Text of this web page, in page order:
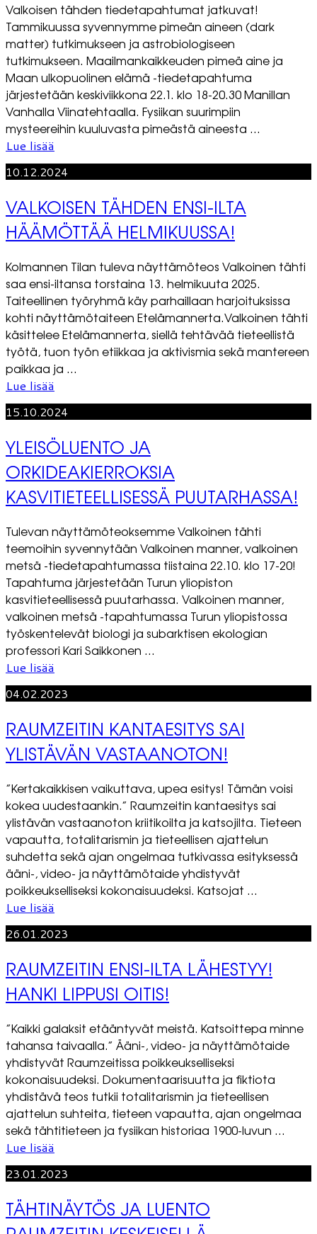
Valkoisen tähden tiedetapahtumat jatkuvat!
Tammikuussa syvennymme pimeän aineen (dark
matter) tutkimukseen ja astrobiologiseen
tutkimukseen. Maailmankaikkeuden pimeä aine ja
Maan ulkopuolinen elämä -tiedetapahtuma
järjestetään keskiviikkona 22.1. klo 18-20.30 Manillan
Vanhalla Viinatehtaalla. Fysiikan suurimpiin
mysteereihin kuuluvasta pimeästä aineesta ...
Lue lisää
10.12.2024
VALKOISEN TÄHDEN ENSI-ILTA
HÄÄMÖTTÄÄ HELMIKUUSSA!
Kolmannen Tilan tuleva näyttämöteos Valkoinen tähti
saa ensi-iltansa torstaina 13. helmikuuta 2025.
Taiteellinen työryhmä käy parhaillaan harjoituksissa
kohti näyttämötaiteen Etelämannerta.Valkoinen tähti
käsittelee Etelämannerta, siellä tehtävää tieteellistä
työtä, tuon työn etiikkaa ja aktivismia sekä mantereen
paikkaa ja ...
Lue lisää
15.10.2024
YLEISÖLUENTO JA
ORKIDEAKIERROKSIA
KASVITIETEELLISESSÄ PUUTARHASSA!
Tulevan näyttämöteoksemme Valkoinen tähti
teemoihin syvennytään Valkoinen manner, valkoinen
metsä -tiedetapahtumassa tiistaina 22.10. klo 17-20!
Tapahtuma järjestetään Turun yliopiston
kasvitieteellisessä puutarhassa. Valkoinen manner,
valkoinen metsä -tapahtumassa Turun yliopistossa
työskentelevät biologi ja subarktisen ekologian
professori Kari Saikkonen ...
Lue lisää
04.02.2023
RAUMZEITIN KANTAESITYS SAI
YLISTÄVÄN VASTAANOTON!
”Kertakaikkisen vaikuttava, upea esitys! Tämän voisi
kokea uudestaankin.” Raumzeitin kantaesitys sai
ylistävän vastaanoton kriitikoilta ja katsojilta. Tieteen
vapautta, totalitarismin ja tieteellisen ajattelun
suhdetta sekä ajan ongelmaa tutkivassa esityksessä
ääni-, video- ja näyttämötaide yhdistyvät
poikkeukselliseksi kokonaisuudeksi. Katsojat ...
Lue lisää
26.01.2023
RAUMZEITIN ENSI-ILTA LÄHESTYY!
HANKI LIPPUSI OITIS!
”Kaikki galaksit etääntyvät meistä. Katsoittepa minne
tahansa taivaalla.” Ääni-, video- ja näyttämötaide
yhdistyvät Raumzeitissa poikkeukselliseksi
kokonaisuudeksi. Dokumentaarisuutta ja fiktiota
yhdistävä teos tutkii totalitarismin ja tieteellisen
ajattelun suhteita, tieteen vapautta, ajan ongelmaa
sekä tähtitieteen ja fysiikan historiaa 1900-luvun ...
Lue lisää
23.01.2023
TÄHTINÄYTÖS JA LUENTO